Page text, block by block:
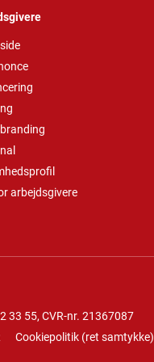
arbejdsgivere
33 55, CVR-nr. 21367087
Cookiepolitik (ret samtykke)